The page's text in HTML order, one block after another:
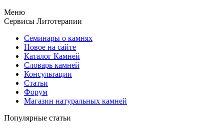
Меню
Сервисы Литотерапии
Семинары о камнях
Новое на сайте
Каталог Камней
Словарь камней
Консультации
Статьи
Форум
Магазин натуральных камней
Популярные статьи